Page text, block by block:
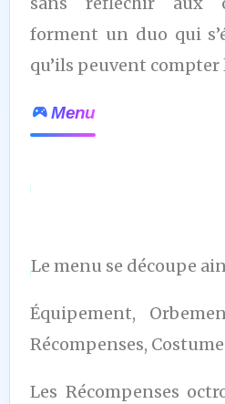
forment un duo qui
qu’ils peuvent compter
Menu
Le menu se découpe
Équipement,
Récompenses,
Les Récompenses